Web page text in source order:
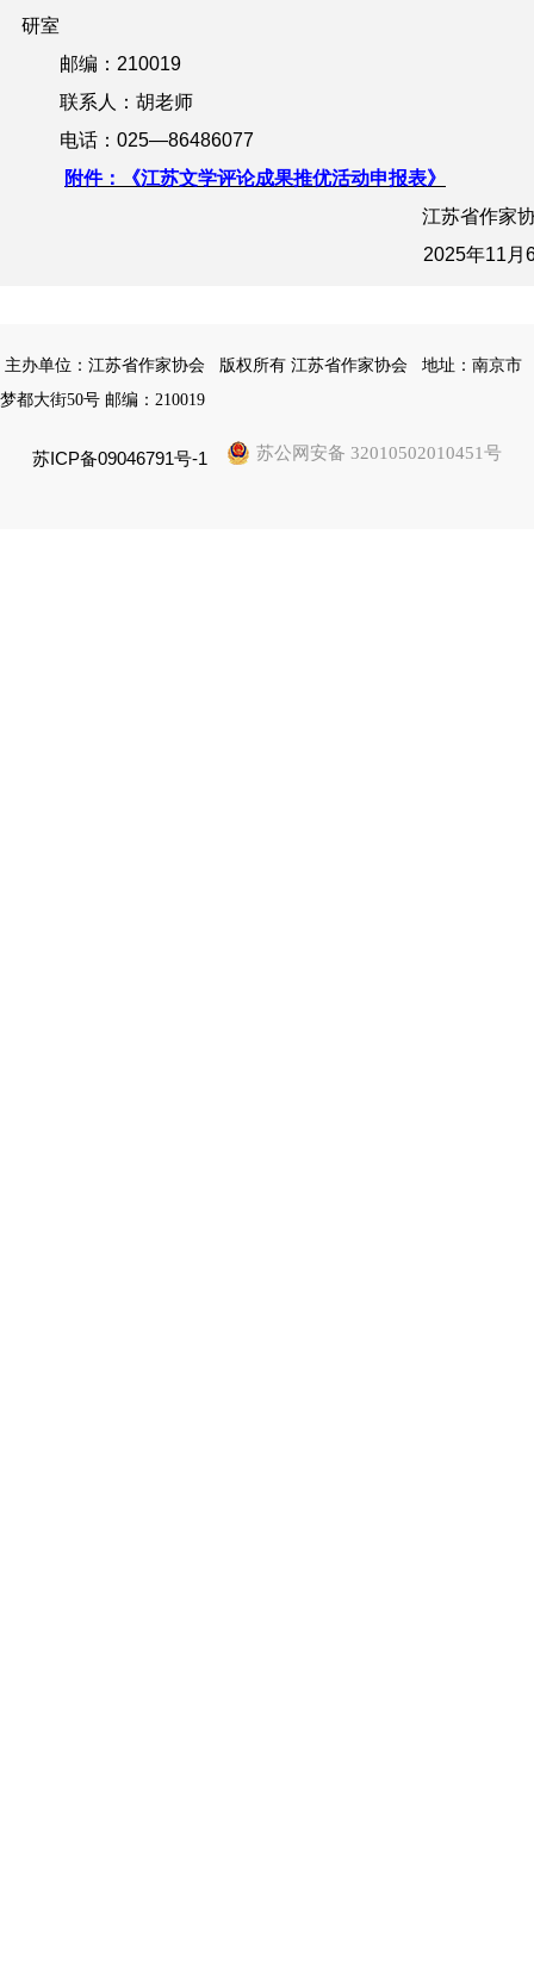
研室
邮编：210019
联系人： 胡老师
电话：025—86486077
附件：《江苏文学评论成果推优活动申报表》
江苏省作家
2025年11 月
主办单位：江苏省作家协会 版权所有 江苏省作家协会
地址：南京市
梦都大街50号 邮编：210019
苏ICP备09046791号-1 苏公网安备 32010502010451号